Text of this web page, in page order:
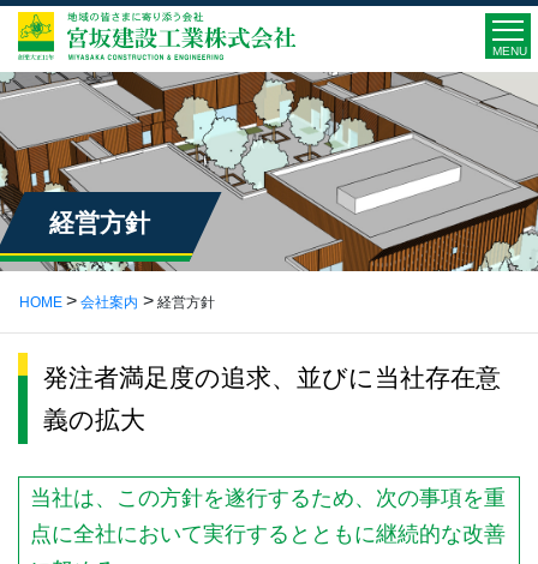
MENU
経営方針
HOME 会社案内 経営方針
発注者満足度の追求、並びに当社存在意
義の拡大
当社は、この方針を遂行するため、次の事項を重
点に全社において実行するとともに継続的な改善